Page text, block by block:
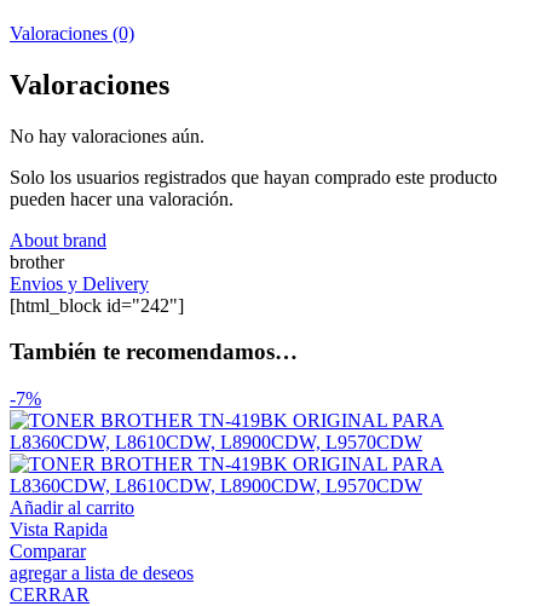
Valoraciones (0)
Valoraciones
No hay valoraciones aún.
Solo los usuarios registrados que hayan comprado este producto
pueden hacer una valoración.
About brand
brother
Envios y Delivery
[html_block id="242"]
También te recomendamos…
-7%
Añadir al carrito
Vista Rapida
Comparar
agregar a lista de deseos
CERRAR